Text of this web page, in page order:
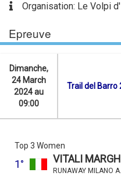
Organisation: Le Volpi
Epreuve
Dimanche,
24 March
2024 au
09:00
Trail del Barro
Top 3 Women
1° VITALI
RUNAWAY MILANO